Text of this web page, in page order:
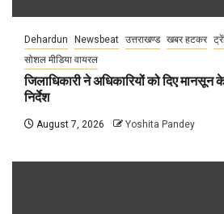
Dehardun Newsbeat उत्तराखण्ड खबर हटकर
सोशल मीडिया वायरल
जिलाधिकारी ने अधिकारियों को दिए मानसून
निर्देश
August 7, 2026 Yoshita Pandey